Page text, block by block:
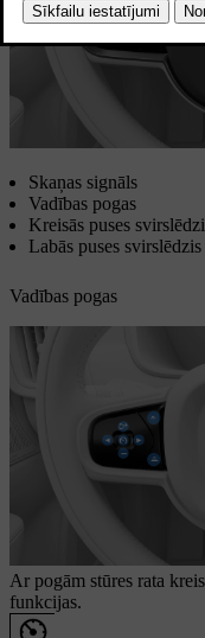
Skaņas signāls
Vadības pogas
Kreisās puses
Labās puses svirslēdzis
Vadības pogas
Ar pogām stūres rata
funkcijas.